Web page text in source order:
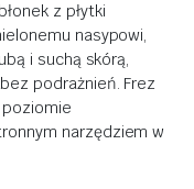
z płytki
nasypowi,
i suchą skórą,
podrażnień. Frez
narzędziem w